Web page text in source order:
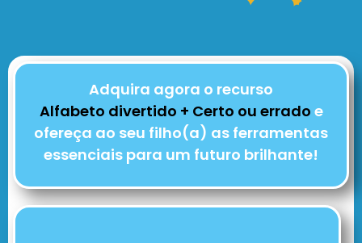
Adquira agora o recurso
Alfabeto divertido + Certo ou errado e
ofereça ao seu filho(a) as ferramentas
essenciais para um futuro brilhante!